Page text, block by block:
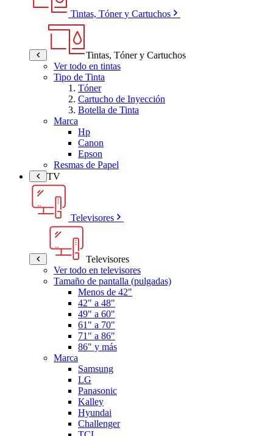
Tintas, Tóner y Cartuchos
Tintas, Tóner y Cartuchos
Ver todo en tintas
Tipo de Tinta
Tóner
Cartucho de Inyección
Botella de Tinta
Marca
Hp
Canon
Epson
Resmas de Papel
TV
Televisores
Televisores
Ver todo en televisores
Tamaño de pantalla (pulgadas)
Menos de 42"
42" a 48"
49" a 60"
61" a 70"
71" a 86"
86" y más
Marca
Samsung
LG
Panasonic
Kalley
Hyundai
Challenger